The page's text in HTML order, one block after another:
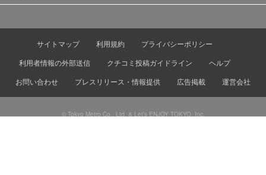
サイトマップ 利用規約
プライバシーポリシー
利用者情報の外部送信
クチコミ投稿ガイドライン
ヘルプ
お問い合わせ
プレスリリース・情報提供 広告掲載 運営会社
© Tokyo Metro Co., Ltd. & Let’s ENJOY TOKYO, Inc.